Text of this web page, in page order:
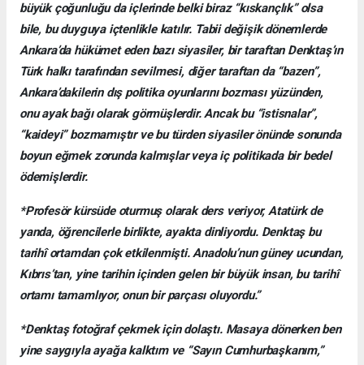
büyük çoğunluğu da içlerinde belki biraz “kıskançlık” olsa
bile, bu duyguya içtenlikle katılır. Tabii değişik dönemlerde
Ankara’da hükümet eden bazı siyasiler, bir taraftan Denktaş’ın
Türk halkı tarafından sevilmesi, diğer taraftan da “bazen”,
Ankara’dakilerin dış politika oyunlarını bozması yüzünden,
onu ayak bağı olarak görmüşlerdir. Ancak bu “istisnalar”,
“kaideyi” bozmamıştır ve bu türden siyasiler önünde sonunda
boyun eğmek zorunda kalmışlar veya iç politikada bir bedel
ödemişlerdir.
*Profesör kürsüde oturmuş olarak ders veriyor, Atatürk de
yanda, öğrencilerle birlikte, ayakta dinliyordu. Denktaş bu
tarihî ortamdan çok etkilenmişti. Anadolu’nun güney ucundan,
Kıbrıs’tan, yine tarihin içinden gelen bir büyük insan, bu tarihî
ortamı tamamlıyor, onun bir parçası oluyordu.”
*Denktaş fotoğraf çekmek için dolaştı. Masaya dönerken ben
yine saygıyla ayağa kalktım ve “Sayın Cumhurbaşkanım,”